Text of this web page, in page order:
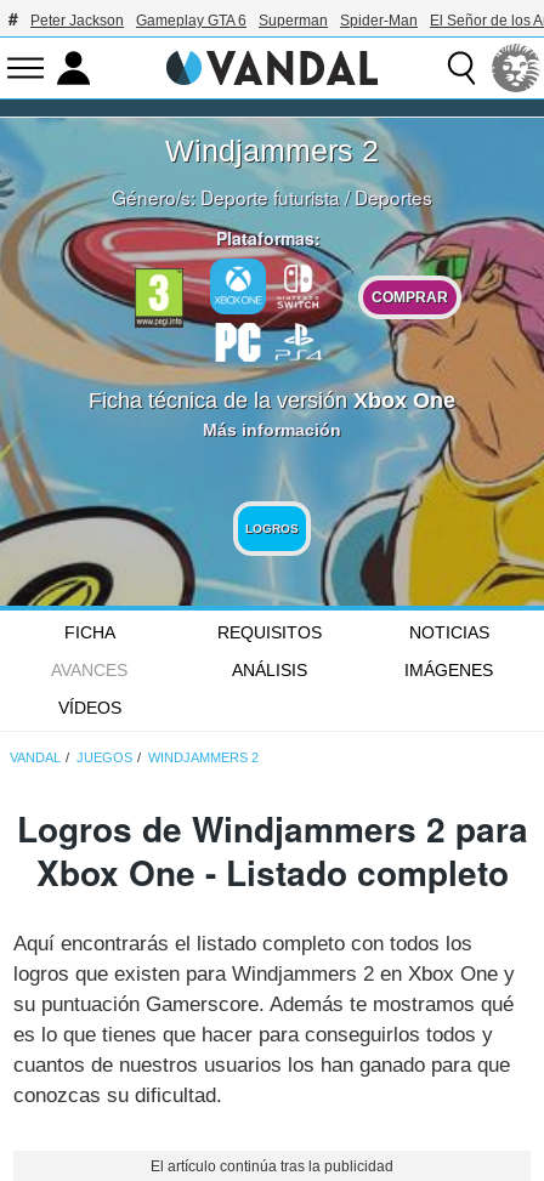
Peter Jackson Gameplay GTA 6 Superman Spider-Man El Señor de los
Windjammers 2
Género/s: Deporte futurista/Deportes
Plataformas:
COMPRAR
Ficha técnica de la versiónXbox One
Más información
LOGROS
FICHA REQUISITOS
NOTICIAS
AVANCES
ANÁLISIS
IMÁGENES
VÍDEOS
VANDAL JUEGOS WINDJAMMERS 2
Logros de Windjammers 2 para
Xbox One - Listado completo
Aquí encontrarás el listado completo con todos los
logros que existen para Windjammers 2 en Xbox One y
su puntuación Gamerscore. Además te mostramos qué
es lo que tienes que hacer para conseguirlos todos y
cuantos de nuestros usuarios los han ganado para que
conozcas su dificultad.